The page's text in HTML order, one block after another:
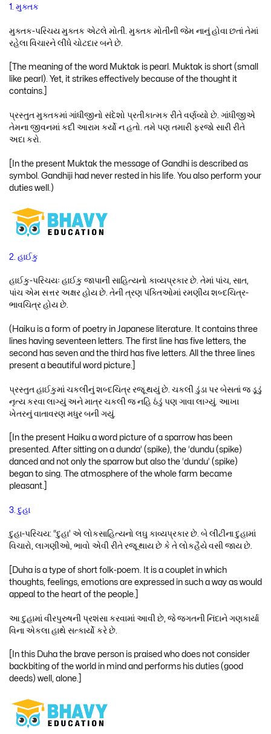
1. મુક્તક
મુક્તક-પરિચય મુક્તક એટલે મોતી. મુક્તક મોતીની જેમ નાનું હોવા છતાં તેમાં
રહેલા વિચારને લીધે ચોટદાર બને છે.
[The meaning of the word Muktak is pearl. Muktak is short (small
like pearl). Yet, it strikes effectively because of the thought it
contains.]
પ્રસ્તુત મુક્તકમાં ગાંધીજીનો સંદેશો પ્રતીકાત્મક રીતે વર્ણવ્યો છે. ગાંધીજીએ
તેમના જીવનમાં કદી આરામ કર્યો ન હતો. તમે પણ તમારી ફરજો સારી રીતે
અદા કરો.
[In the present Muktak the message of Gandhi is described as
symbol. Gandhiji had never rested in his life. You also perform your
duties well.)
2. હાઈકુ
હાઈકુ-પરિચયઃ હાઈકુ જાપાની સાહિત્યનો કાવ્યપ્રકાર છે. તેમાં પાંચ, સાત,
પાંચ એમ સત્તર અક્ષર હોય છે. તેની ત્રણ પંક્તિઓમાં રમણીય શબ્દચિત્ર-
ભાવચિત્ર હોય છે.
(Haiku is a form of poetry in Japanese literature. It contains three
lines having seventeen letters. The first line has five letters, the
second has seven and the third has five letters. All the three lines
present a beautiful word picture.]
પ્રસ્તુત હાઈકુમાં ચકલીનું શબ્દચિત્ર રજૂ થયું છે. ચકલી ડુંડા પર બેસતાં જ ડૂડું
નૃત્ય કરવા લાગ્યું અને માત્ર ચકલી જ નહિ ઠંડું પણ ગાવા લાગ્યું. આખા
ખેતરનું વાતાવરણ મધુર બની ગયું.
[In the present Haiku a word picture of a sparrow has been
presented. After sitting on a dunda’ (spike), the ‘dundu (spike)
danced and not only the sparrow but also the ‘dundu’ (spike)
began to sing. The atmosphere of the whole farm became
pleasant.]
3. દુહા
દુહા-પરિચય: “દુહા’ એ લોકસાહિત્યનો લઘુ કાવ્યપ્રકાર છે. બે લીટીના દુહામાં
વિચારો, લાગણીઓ, ભાવો એવી રીતે રજૂ થાય છે કે તે લોકહૈયે વસી જાય છે.
[Duha is a type of short folk-poem. It is a couplet in which
thoughts, feelings, emotions are expressed in such a way as would
appeal to the heart of the people.]
આ દુહામાં વીરપુરુષની પ્રશંસા કરવામાં આવી છે, જે જગતની નિંદાને ગણકાર્યા
વિના એકલા હાથે સત્કાર્યો કરે છે.
[In this Duha the brave person is praised who does not consider
backbiting of the world in mind and performs his duties (good
deeds) well, alone.]